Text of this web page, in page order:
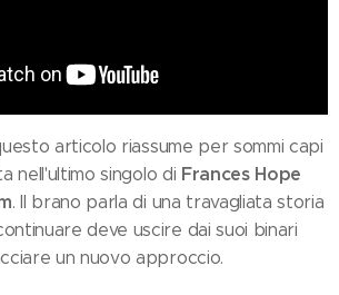
articolo riassume per sommi capi
nell'ultimo singolo di Frances Hope
. Il brano parla di una travagliata storia
deve uscire dai suoi binari
un nuovo approccio.